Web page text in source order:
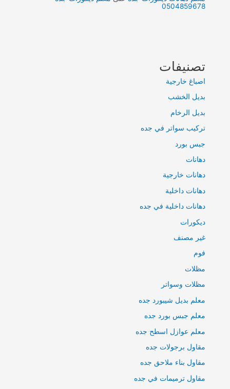
0504859678
تصنيفات
اصباغ خارجية
بديل الخشب
بديل الرخام
تركيب سواتر في جده
جبس بورد
دهانات
دهانات خارجية
دهانات داخلية
دهانات داخلية في جده
ديكورات
غير مصنف
فوم
مظلات
مظلات وسواتر
معلم بديل شيبورد جده
معلم جبس بورد جده
معلم عوازل اسطح جده
مقاول برجولات جده
مقاول بناء ملاحق جده
مقاول ترميمات في جده